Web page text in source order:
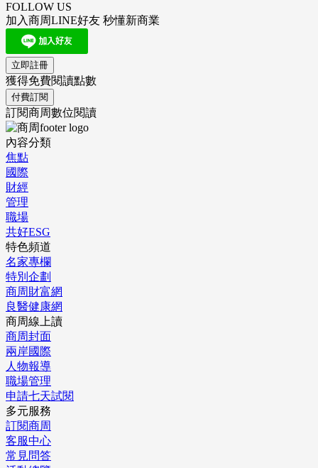
FOLLOW US
加入商周LINE好友 秒懂新商業
立即註冊
獲得免費閱讀點數
付費訂閱
訂閱商周數位閱讀
內容分類
焦點
國際
財經
管理
職場
共好ESG
特色頻道
名家專欄
特別企劃
商周財富網
良醫健康網
商周線上讀
商周封面
兩岸國際
人物報導
職場管理
申請七天試閱
多元服務
訂閱商周
客服中心
常見問答